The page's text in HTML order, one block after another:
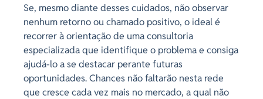
Se, mesmo diante desses cuidados, não observar
nenhum retorno ou chamado positivo, o ideal é
recorrer à orientação de uma consultoria
especializada que identifique o problema e consiga
ajudá-lo a se destacar perante futuras
oportunidades. Chances não faltarão nesta rede
que cresce cada vez mais no mercado, a qual não